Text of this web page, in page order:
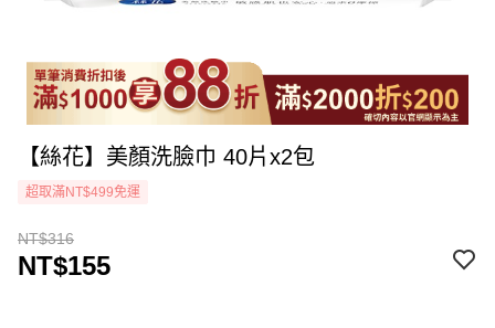
【絲花】美顏洗臉巾 40片x2包
超取滿NT$499免運
NT$316
NT$155